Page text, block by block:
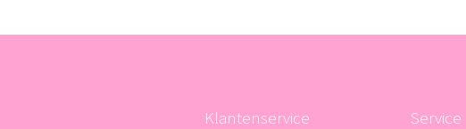
Klantenservice Service